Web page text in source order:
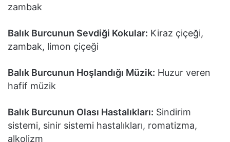
zambak
Balık Burcunun Sevdiği Kokular: Kiraz çiçeği,
zambak, limon çiçeği
Balık Burcunun Hoşlandığı Müzik: Huzur veren
hafif müzik
Balık Burcunun Olası Hastalıkları: Sindirim
sistemi, sinir sistemi hastalıkları, romatizma,
alkolizm